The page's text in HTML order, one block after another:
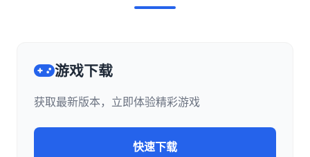
游戏下载
获取最新版本，立即体验精彩游戏
快速下载